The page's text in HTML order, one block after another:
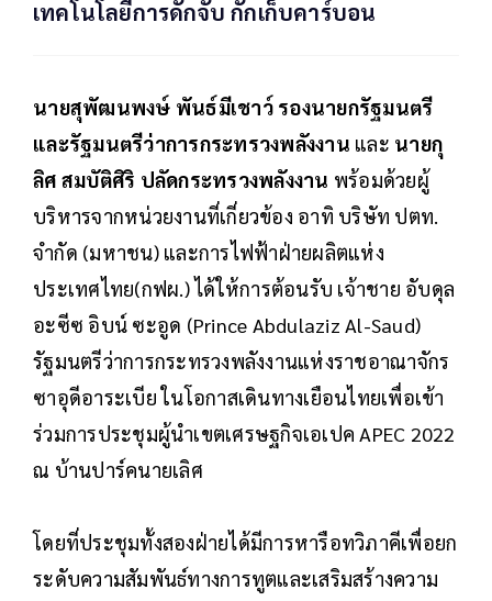
เทคโนโลยีการดักจับ กักเก็บคาร์บอน
นายสุพัฒนพงษ์ พันธ์มีเชาว์ รองนายกรัฐมนตรี
และรัฐมนตรีว่าการกระทรวงพลังงาน และ นายกุ
ลิศ สมบัติศิริ ปลัดกระทรวงพลังงาน พร้อมด้วยผู้
บริหารจากหน่วยงานที่เกี่ยวข้อง อาทิ บริษัท ปตท.
จำกัด (มหาชน) และการไฟฟ้าฝ่ายผลิตแห่ง
ประเทศไทย(กฟผ.) ได้ให้การต้อนรับ เจ้าชาย อับดุล
อะซีซ อิบน์ ซะอูด (Prince Abdulaziz Al-Saud)
รัฐมนตรีว่าการกระทรวงพลังงานแห่งราชอาณาจักร
ซาอุดีอาระเบีย ในโอกาสเดินทางเยือนไทยเพื่อเข้า
ร่วมการประชุมผู้นำเขตเศรษฐกิจเอเปค APEC 2022
ณ บ้านปาร์คนายเลิศ
โดยที่ประชุมทั้งสองฝ่ายได้มีการหารือทวิภาคีเพื่อยก
ระดับความสัมพันธ์ทางการทูตและเสริมสร้างความ